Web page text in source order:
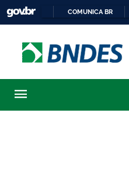
COMUNICA BR